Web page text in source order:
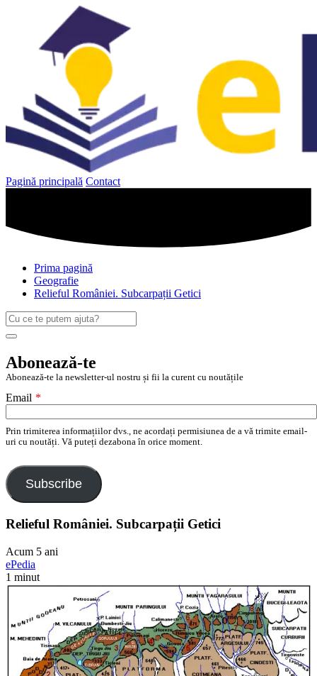
Pagină principală Contact
Prima pagină
Geografie
Relieful României. Subcarpații Getici
Caută
după:
Search
Abonează-te
Abonează-te la newsletter-ul nostru și fii la curent cu noutățile
Email *
Prin trimiterea informațiilor dvs., ne acordați permisiunea de a vă trimite email-
uri cu noutăți. Vă puteți dezabona în orice moment.
Subscribe
Relieful României. Subcarpații Getici
Acum 5 ani
ePedia
1 minut